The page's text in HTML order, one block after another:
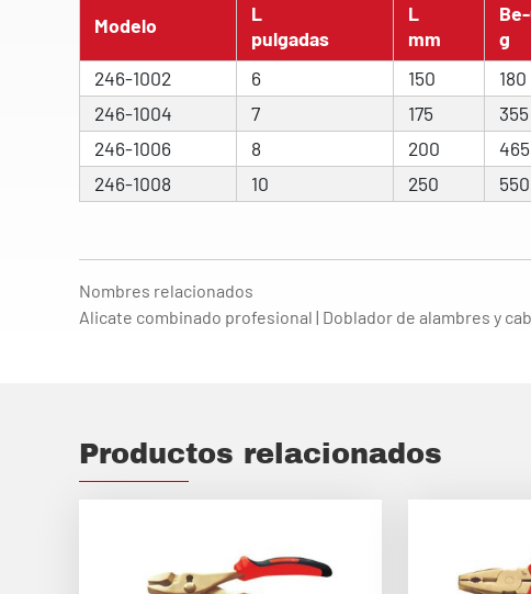
Modelo
L
pulgadas
L
mm
g
246-1002
6 150 180
246-1004
7 175 355
246-1006
8 200 465
246-1008
10 250 550
Nombres relacionados
Alicate combinado profesional | Doblador de alambres y
Productos relacionados